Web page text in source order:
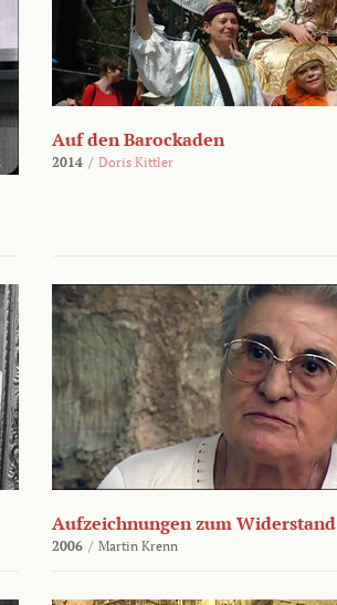
Auf den Barockaden
2014 / Doris Kittler
Aufzeichnungen zum Widerstand
2006 / Martin Krenn